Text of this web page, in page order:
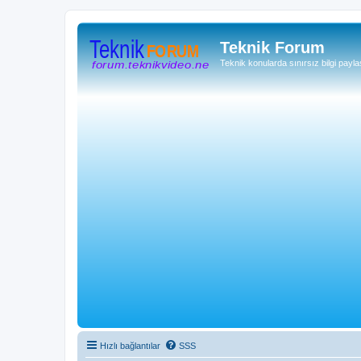
Teknik Forum
Teknik konularda sınırsız bilgi
Hızlı bağlantılar SSS